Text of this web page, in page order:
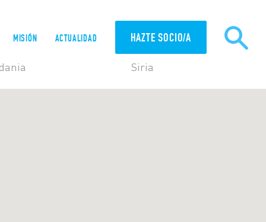
MISIÓN ACTUALIDAD HAZTE SOCIO/A
Siria